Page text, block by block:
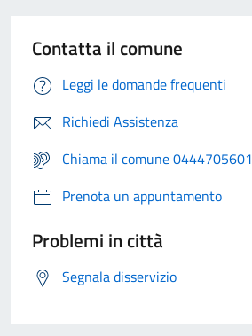
Contatta il comune
Leggi le domande frequenti
Richiedi Assistenza
Chiama il comune 0444705601
Prenota un appuntamento
Problemi in città
Segnala disservizio